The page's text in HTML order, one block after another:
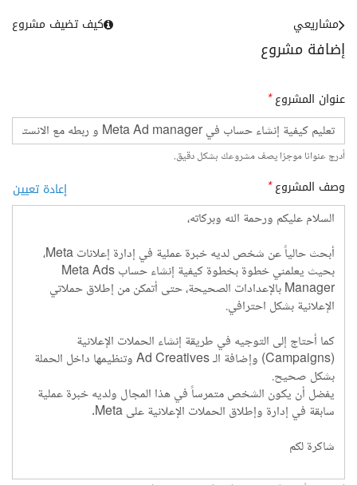
إضافة مشروع
مشاريعي كيف تضيف مشروع
عنوان المشروع*
أدرج عنوانا موجزا يصف مشروعك بشكل دقيق.
وصف المشروع* إعادة تعيين